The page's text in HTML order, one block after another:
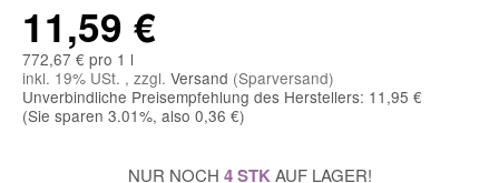
11,59 €
772,67 € pro 1 l
inkl. 19% USt. , zzgl. Versand (Sparversand)
Unverbindliche Preisempfehlung des Herstellers: 11,95 €
(Sie sparen 3.01%, also 0,36 €)
NUR NOCH 4 STK AUF LAGER!